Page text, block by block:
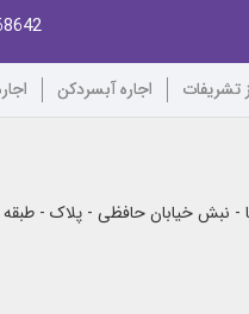
تشریفات اجاره آبسردکن
- نبش خیابان حافظی - پلاک -